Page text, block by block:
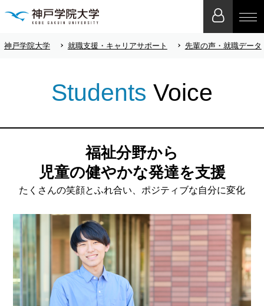
神戸学院大学 就職支援・キャリアサポート 先輩の声・就職データ
Students Voice
福祉分野から
児童の健やかな発達を支援
たくさんの笑顔とふれ合い、ポジティブな自分に変化